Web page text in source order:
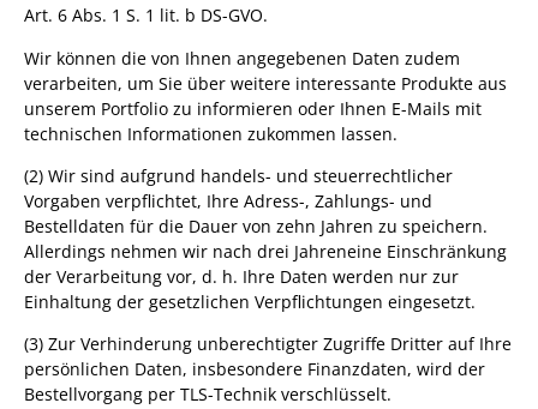
Art. 6 Abs. 1 S. 1 lit. b DS-GVO.
Wir können die von Ihnen angegebenen Daten zudem
verarbeiten, um Sie über weitere interessante Produkte aus
unserem Portfolio zu informieren oder Ihnen E-Mails mit
technischen Informationen zukommen lassen.
(2) Wir sind aufgrund handels- und steuerrechtlicher
Vorgaben verpflichtet, Ihre Adress-, Zahlungs- und
Bestelldaten für die Dauer von zehn Jahren zu speichern.
Allerdings nehmen wir nach drei Jahreneine Einschränkung
der Verarbeitung vor, d. h. Ihre Daten werden nur zur
Einhaltung der gesetzlichen Verpflichtungen eingesetzt.
(3) Zur Verhinderung unberechtigter Zugriffe Dritter auf Ihre
persönlichen Daten, insbesondere Finanzdaten, wird der
Bestellvorgang per TLS-Technik verschlüsselt.